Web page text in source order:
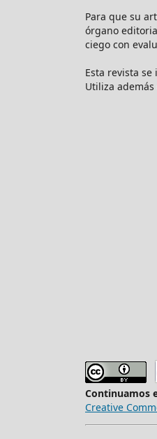
Para que su
órgano
ciego con
Esta revista se
Utiliza
Continuamos
Creative